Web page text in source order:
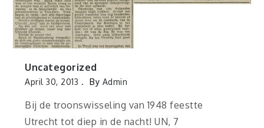
Uncategorized
April 30, 2013 By Admin
Bij de troonswisseling van 1948 feestte
Utrecht tot diep in de nacht! UN, 7